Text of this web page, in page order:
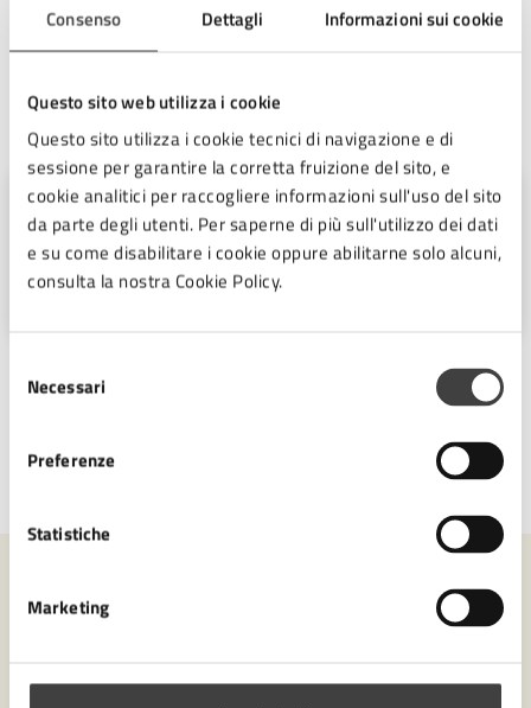
Consenso Dettagli Informazioni sui cookie
Questo sito web utilizza i cookie
Questo sito utilizza i cookie tecnici di navigazione e di
sessione per garantire la corretta fruizione del sito, e
cookie analitici per raccogliere informazioni sull'uso del sito
da parte degli utenti. Per saperne di più sull'utilizzo dei dati
e su come disabilitare i cookie oppure abilitarne solo alcuni,
consulta la nostra Cookie Policy.
delNecessari
Preferenze
Statistiche
Marketing
privi di qualsivoglia lucidità intellettuale”.
A cura di
Ufficio Stampa
Piazza del Popolo 10, Cesena (FC),
47521
Amministrazione